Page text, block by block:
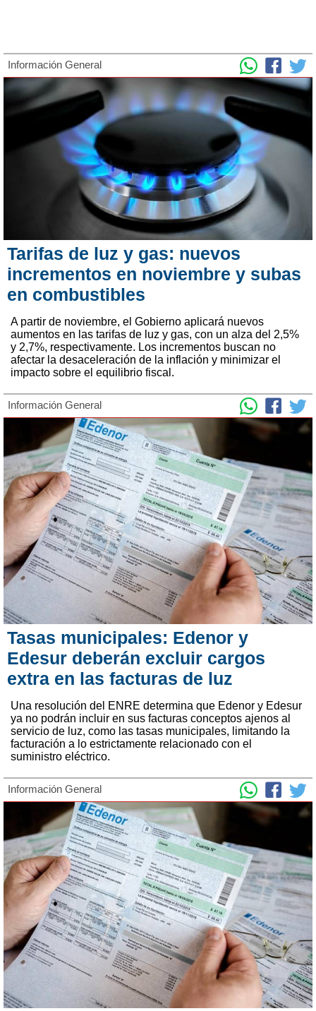
Información General
Tarifas de luz y gas: nuevos
incrementos en noviembre y subas
en combustibles
A partir de noviembre, el Gobierno aplicará nuevos
aumentos en las tarifas de luz y gas, con un alza del 2,5%
y 2,7%, respectivamente. Los incrementos buscan no
afectar la desaceleración de la inflación y minimizar el
impacto sobre el equilibrio fiscal.
Información General
Tasas municipales: Edenor y
Edesur deberán excluir cargos
extra en las facturas de luz
Una resolución del ENRE determina que Edenor y Edesur
ya no podrán incluir en sus facturas conceptos ajenos al
servicio de luz, como las tasas municipales, limitando la
facturación a lo estrictamente relacionado con el
suministro eléctrico.
Información General